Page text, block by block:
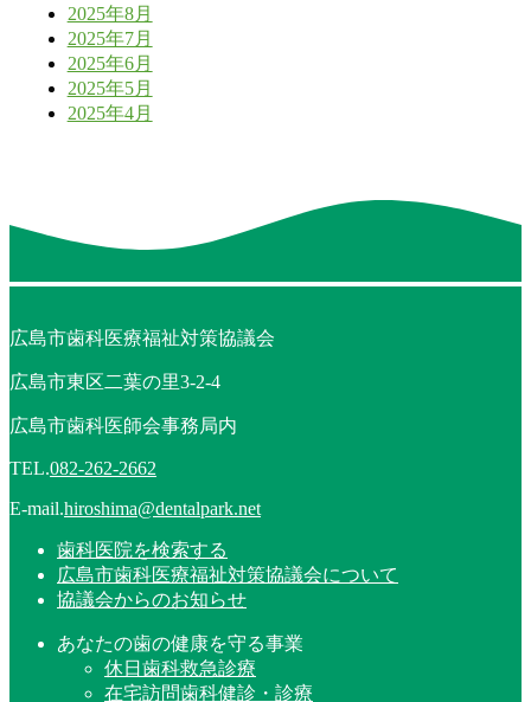
2025年8月
2025年7月
2025年6月
2025年5月
2025年4月
広島市歯科医療福祉対策協議会
広島市東区二葉の里3-2-4
広島市歯科医師会事務局内
TEL.082-262-2662
E-mail.hiroshima@dentalpark.net
歯科医院を検索する
広島市歯科医療福祉対策協議会について
協議会からのお知らせ
あなたの歯の健康を守る事業
休日歯科救急診療
在宅訪問歯科健診・診療